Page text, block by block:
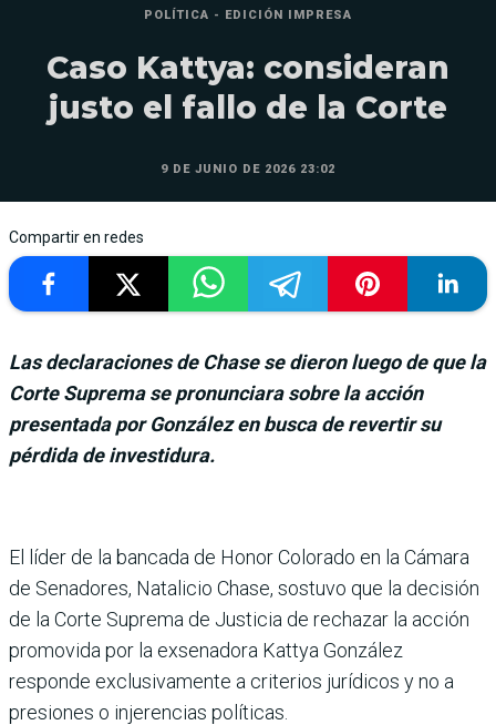
POLÍTICA - EDICIÓN IMPRESA
Caso Kattya: consideran
justo el fallo de la Corte
9 DE JUNIO DE 2026 23:02
Compartir en redes
Las declaraciones de Chase se dieron luego de que la
Corte Suprema se pronunciara sobre la acción
presentada por González en busca de revertir su
pérdida de investidura.
El líder de la bancada de Honor Colorado en la Cámara
de Sena­dores, Natalicio Chase, sos­tuvo que la decisión
de la Corte Suprema de Justicia de rechazar la acción
promo­vida por la exsenadora Kattya González
responde exclusi­vamente a criterios jurídicos y no a
presiones o injerencias políticas.